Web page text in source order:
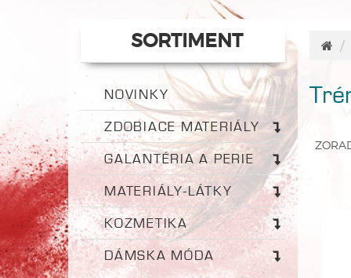
SORTIMENT
NOVINKY
ZDOBIACE MATERIÁLY
GALANTÉRIA A PERIE
MATERIÁLY-LÁTKY
KOZMETIKA
DÁMSKA MÓDA